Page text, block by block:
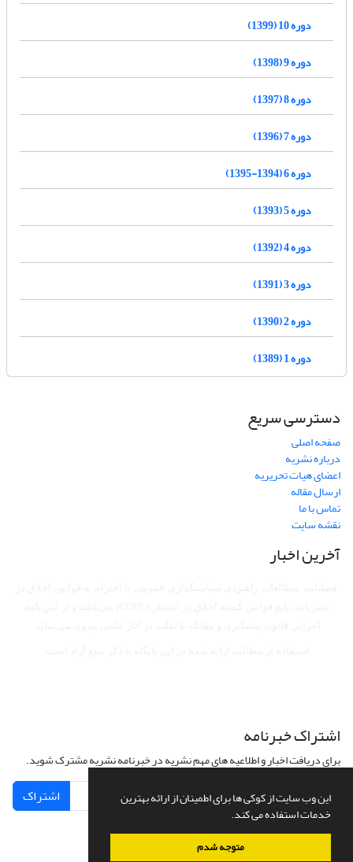
این وب سایت از کوکی ها برای اطمینان از ارائه بهترین
خدمات استفاده می کند.
متوجه شدم
دوره 10 (1399)
دوره 9 (1398)
دوره 8 (1397)
دوره 7 (1396)
دوره 6 (1394-1395)
دوره 5 (1393)
دوره 4 (1392)
دوره 3 (1391)
دوره 2 (1390)
دوره 1 (1389)
دسترسی سریع
صفحه اصلی
درباره نشریه
اعضای هیات تحریریه
ارسال مقاله
تماس با ما
نقشه سایت
آخرین اخبار
اشتراک خبرنامه
برای دریافت اخبار و اطلاعیه های مهم نشریه در خبرنامه نشریه مشترک شوید.
اشتراک